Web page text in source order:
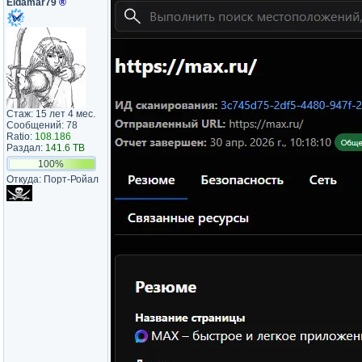
Eldamar79 ®
Стаж: 15 лет 4 мес.
Сообщений: 78
Ratio: 108.186
Раздал: 141.6 TB
100%
Откуда: Порт-Ройал